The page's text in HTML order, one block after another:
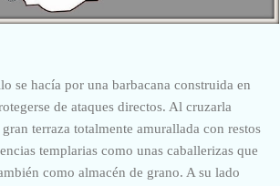
se hacía por una barbacana construida en
de ataques directos. Al cruzarla
terraza totalmente amurallada con restos
templarias como unas caballerizas que
como almacén de grano. A su lado